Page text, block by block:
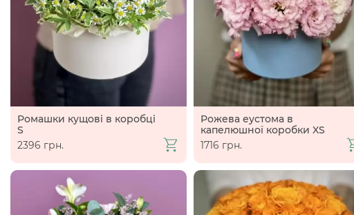
Ромашки кущові в коробці
S
2396 грн.
Рожева еустома в
капелюшної коробки XS
1716 грн.